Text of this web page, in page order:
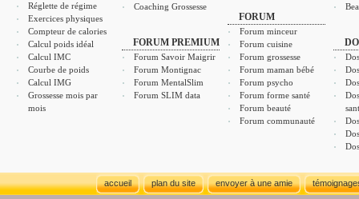
Réglette de régime
Exercices physiques
Compteur de calories
Calcul poids idéal
Calcul IMC
Courbe de poids
Calcul IMG
Grossesse mois par
mois
Coaching Grossesse
FORUM PREMIUM
Forum Savoir Maigrir
Forum Montignac
Forum MentalSlim
Forum SLIM data
FORUM
Forum minceur
Forum cuisine
Forum grossesse
Forum maman bébé
Forum psycho
Forum forme santé
Forum beauté
Forum communauté
accueil plan du site envoyer à une amie